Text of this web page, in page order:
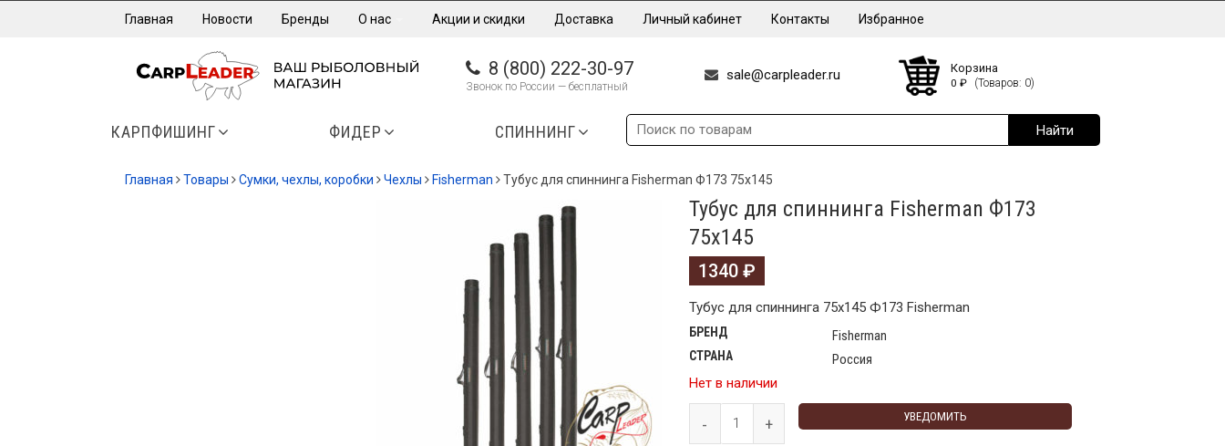
Главная Новости Бренды О нас Акции и скидки Доставка Личный кабинет Контакты Избранное
8 (800) 222-30-97
Звонок по России — бесплатный
sale@carpleader.ru Корзина
0 ₽ (Товаров: 0)
КАРПФИШИНГ ФИДЕР СПИННИНГ
Главная Товары Сумки, чехлы, коробки Чехлы Fisherman Тубус для спиннинга Fisherman Ф173 75х145
Тубус для спиннинга Fisherman Ф173
75х145
1340 ₽
Тубус для спиннинга 75х145 Ф173 Fisherman
БРЕНД Fisherman
СТРАНА
Россия
Нет в наличии
УВЕДОМИТЬ